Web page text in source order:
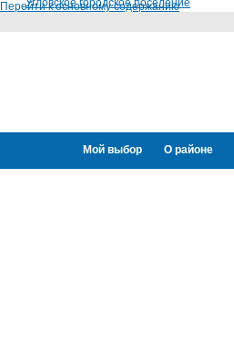
Перейти к основному содержанию
Угловское городское поселение
Мой выбор О районе